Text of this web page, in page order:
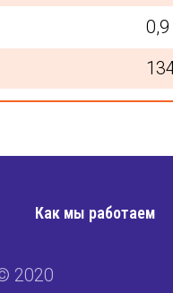
0,9
Как мы работаем
2020